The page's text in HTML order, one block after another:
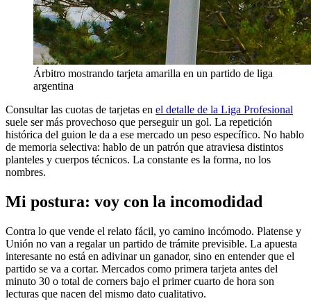
Árbitro mostrando tarjeta amarilla en un partido de liga
argentina
Consultar las cuotas de tarjetas en el detalle de la Liga Profesional
suele ser más provechoso que perseguir un gol. La repetición
histórica del guion le da a ese mercado un peso específico. No hablo
de memoria selectiva: hablo de un patrón que atraviesa distintos
planteles y cuerpos técnicos. La constante es la forma, no los
nombres.
Mi postura: voy con la incomodidad
Contra lo que vende el relato fácil, yo camino incómodo. Platense y
Unión no van a regalar un partido de trámite previsible. La apuesta
interesante no está en adivinar un ganador, sino en entender que el
partido se va a cortar. Mercados como primera tarjeta antes del
minuto 30 o total de corners bajo el primer cuarto de hora son
lecturas que nacen del mismo dato cualitativo.